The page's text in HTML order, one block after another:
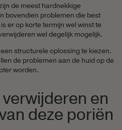
de meest hardnekkige
bovendien problemen die best
er op korte termijn wel winst te
wel degelijk mogelijk.
structurele oplossing te kiezen.
de problemen aan de huid op de
worden.
en
deze poriën